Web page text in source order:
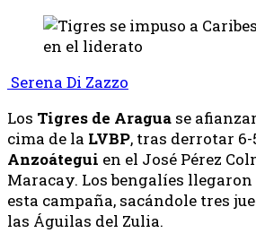
Serena Di Zazzo
Los Tigres de Aragua se
cima de la LVBP, tras derrotar 6-
Anzoátegui en el José Pérez
Maracay. Los bengalíes
esta campaña, sacándole tres
las Águilas del Zulia.